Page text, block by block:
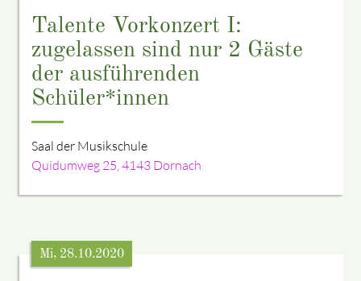
Talente Vorkonzert I:
zugelassen sind nur 2 Gäste
der ausführenden
Schüler*innen
Saal der Musikschule
Quidumweg 25, 4143 Dornach
Mi, 28.10.2020